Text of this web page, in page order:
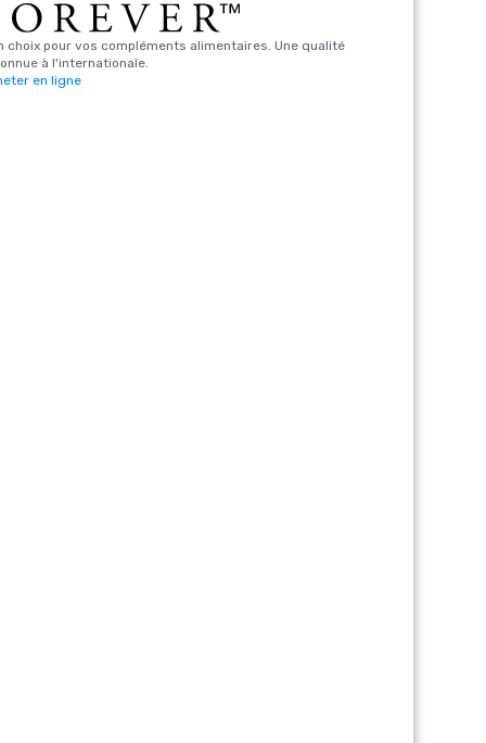
choix pour vos compléments alimentaires. Une qualité
à l'internationale.
en ligne